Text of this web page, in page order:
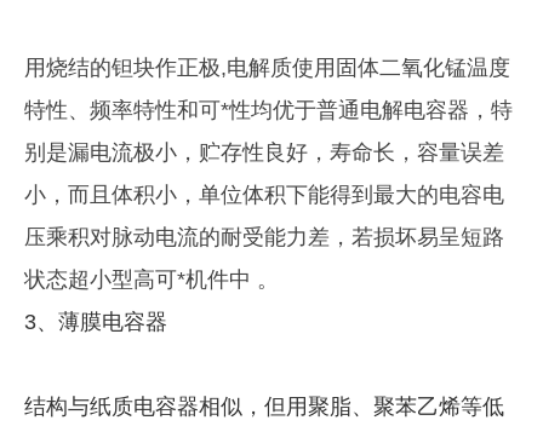
用烧结的钽块作正极,电解质使用固体二氧化锰温度
特性、频率特性和可*性均优于普通电解电容器，特
别是漏电流极小，贮存性良好，寿命长，容量误差
小，而且体积小，单位体积下能得到最大的电容电
压乘积对脉动电流的耐受能力差，若损坏易呈短路
状态超小型高可*机件中 。
3、薄膜电容器
结构与纸质电容器相似，但用聚脂、聚苯乙烯等低